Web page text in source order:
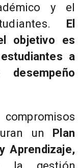
y el
El
objetivo es
a
un Plan
Aprendizaje,
la gestión